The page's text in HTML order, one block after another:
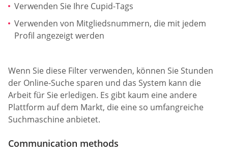
Verwenden Sie Ihre Cupid-Tags
Verwenden von Mitgliedsnummern, die mit jedem
Profil angezeigt werden
Wenn Sie diese Filter verwenden, können Sie Stunden
der Online-Suche sparen und das System kann die
Arbeit für Sie erledigen. Es gibt kaum eine andere
Plattform auf dem Markt, die eine so umfangreiche
Suchmaschine anbietet.
Communication methods